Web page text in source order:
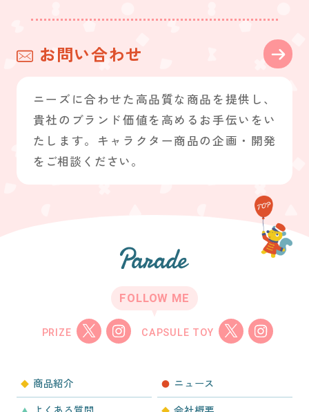
お問い合わせ
ニーズに合わせた高品質な商品を提供し、
貴社のブランド価値を高めるお手伝いをい
たします。キャラクター商品の企画・開発
をご相談ください。
FOLLOW ME
PRIZE CAPSULE TOY
商品紹介 ニュース